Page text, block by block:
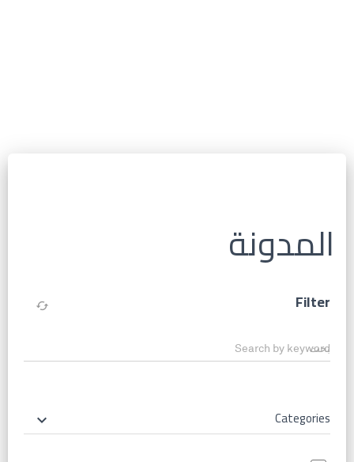
المدونة
Filter
cached
Search by keyword
Categories
keyboard_arrow_down